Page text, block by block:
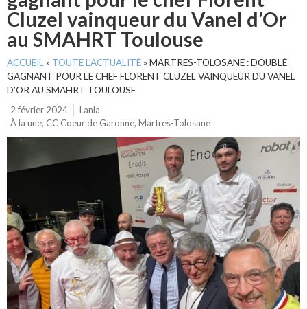
Cluzel vainqueur du Vanel d’Or
au SMAHRT Toulouse
ACCUEIL » TOUTE L’ACTUALITÉ» MARTRES-TOLOSANE : DOUBLÉ
GAGNANT POUR LE CHEF FLORENT CLUZEL VAINQUEUR DU VANEL
D’OR AU SMAHRT TOULOUSE
2 février 2024
Lanla
À la une, CC Coeur de Garonne, Martres-Tolosane